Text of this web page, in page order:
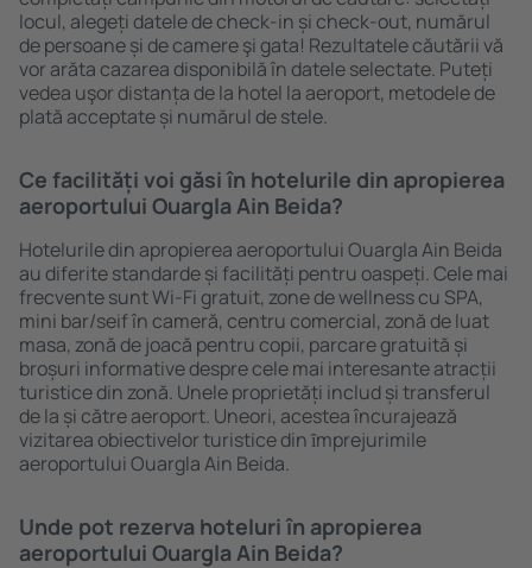
locul, alegeți datele de check-in și check-out, numărul
de persoane și de camere şi gata! Rezultatele căutării vă
vor arăta cazarea disponibilă în datele selectate. Puteți
vedea uşor distanța de la hotel la aeroport, metodele de
plată acceptate și numărul de stele.
Ce facilități voi găsi în hotelurile din apropierea
aeroportului Ouargla Ain Beida?
Hotelurile din apropierea aeroportului Ouargla Ain Beida
au diferite standarde și facilități pentru oaspeți. Cele mai
frecvente sunt Wi-Fi gratuit, zone de wellness cu SPA,
mini bar/seif în cameră, centru comercial, zonă de luat
masa, zonă de joacă pentru copii, parcare gratuită și
broșuri informative despre cele mai interesante atracții
turistice din zonă. Unele proprietăți includ și transferul
de la și către aeroport. Uneori, acestea încurajează
vizitarea obiectivelor turistice din ȋmprejurimile
aeroportului Ouargla Ain Beida.
Unde pot rezerva hoteluri în apropierea
aeroportului Ouargla Ain Beida?